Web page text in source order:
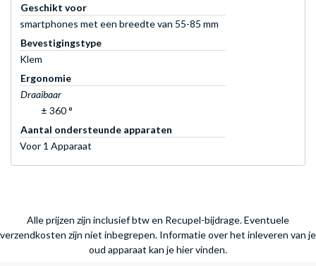
Geschikt voor
smartphones met een breedte van 55-85 mm
Bevestigingstype
Klem
Ergonomie
Draaibaar
± 360 °
Aantal ondersteunde apparaten
Voor 1 Apparaat
Alle prijzen zijn inclusief btw en Recupel-bijdrage. Eventuele
verzendkosten zijn niet inbegrepen. Informatie over het inleveren van je
oud apparaat kan je hier vinden.